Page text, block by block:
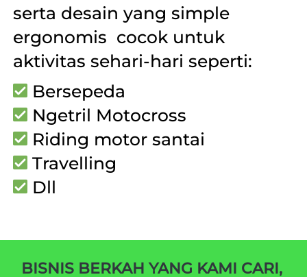
serta desain yang simple
ergonomis  cocok untuk
aktivitas sehari-hari seperti:
Bersepeda
Ngetril Motocross
Riding motor santai
Travelling
Dll